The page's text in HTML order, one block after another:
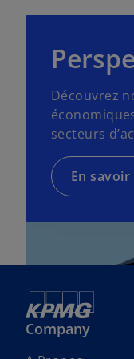
Découvrez
secteurs
En savoir
Company